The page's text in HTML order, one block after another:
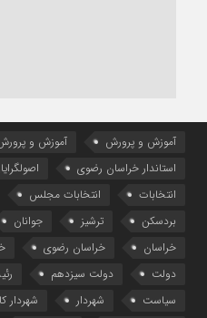
آموزش و پرورش آموزش و
استاندار خراسان رضوی
انتخابات
انتخابات مجلس
بردسکن
ترشیز جوانان
خراسان
خراسان رضوی
دولت
دولت سیزدهم
سیاست
شهردار شهردار